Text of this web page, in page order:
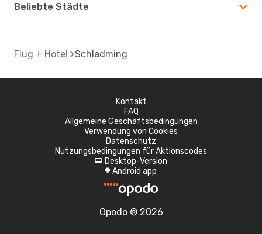
Beliebte Städte
Flug + Hotel Schladming
Kontakt
FAQ
Allgemeine Geschäftsbedingungen
Verwendung von Cookies
Datenschutz
Nutzungsbedingungen für Aktionscodes
d Desktop-Version
A Android app
Opodo ® 2026